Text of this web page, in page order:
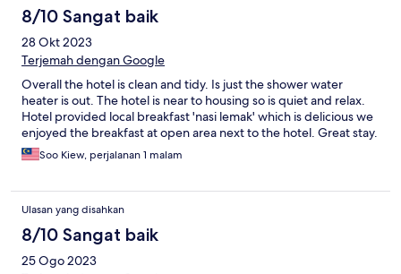
8/10 Sangat baik
28 Okt 2023
Terjemah dengan Google
Overall the hotel is clean and tidy. Is just the shower water
heater is out. The hotel is near to housing so is quiet and relax.
Hotel provided local breakfast 'nasi lemak' which is delicious we
enjoyed the breakfast at open area next to the hotel. Great stay.
Soo Kiew, perjalanan 1 malam
Ulasan yang disahkan
8/10 Sangat baik
25 Ogo 2023